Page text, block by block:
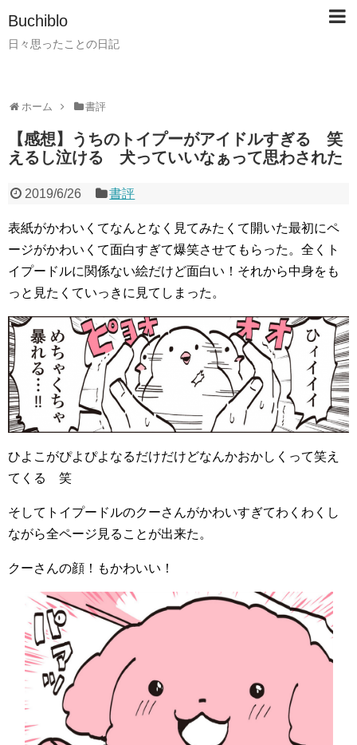
Buchiblo
日々思ったことの日記
ホーム 書評
【感想】うちのトイプーがアイドルすぎる 笑
えるし泣ける 犬っていいなぁって思わされた
2019/6/26 書評
表紙がかわいくてなんとなく見てみたくて開いた最初にペ
ージがかわいくて面白すぎて爆笑させてもらった。全くト
イプードルに関係ない絵だけど面白い！それから中身をも
っと見たくていっきに見てしまった。
ひよこがぴよぴよなるだけだけどなんかおかしくって笑え
てくる 笑
そしてトイプードルのクーさんがかわいすぎてわくわくし
ながら全ページ見ることが出来た。
クーさんの顔！もかわいい！